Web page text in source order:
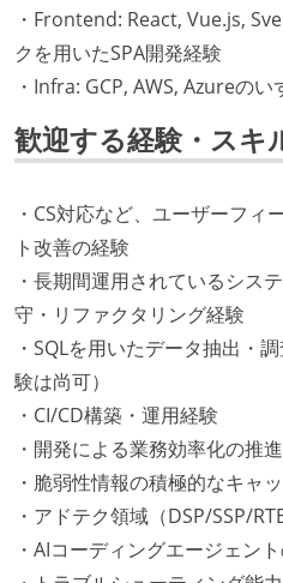
・Frontend: React, Vue.js,
クを用いたSPA開発経験
・Infra: GCP, AWS, Azureの
歓迎する経験・スキ
・CS対応など、ユーザーフィ
ト改善の経験
・長期間運用されているシス
守・リファクタリング経験
・SQLを用いたデータ抽出・
験は尚可）
・CI/CD構築・運用経験
・開発による業務効率化の推
・脆弱性情報の積極的なキャ
・アドテク領域（DSP/SSP/
・AIコーディングエージェン